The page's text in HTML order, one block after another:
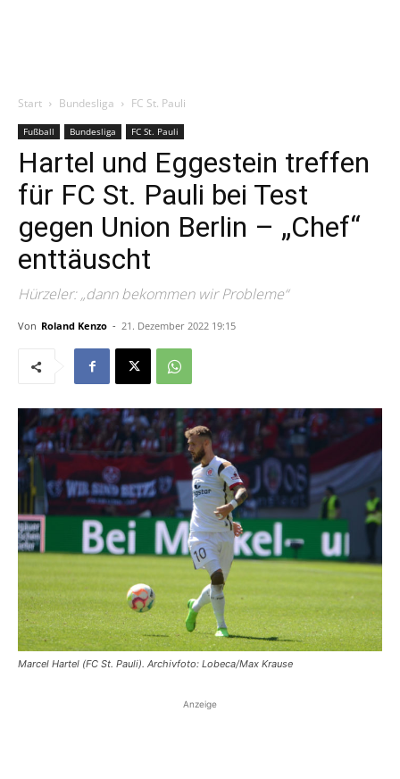
Start Bundesliga FC St. Pauli
Fußball Bundesliga FC St. Pauli
Hartel und Eggestein treffen
für FC St. Pauli bei Test
gegen Union Berlin – „Chef“
enttäuscht
Hürzeler: „dann bekommen wir Probleme“
Von Roland Kenzo - 21. Dezember 2022 19:15
Marcel Hartel (FC St. Pauli). Archivfoto: Lobeca/Max Krause
Anzeige